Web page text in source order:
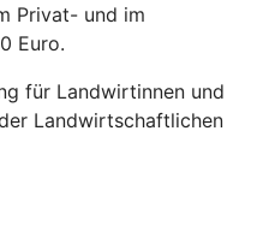
Privat- und im
Euro.
für Landwirtinnen und
Landwirtschaftlichen